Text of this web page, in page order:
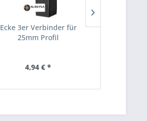
Ecke 3er Verbinder für
25mm Profil
4,94 € *